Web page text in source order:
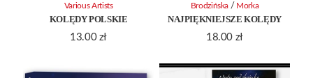
KOLĘDY POLSKIE
13.00 zł
Various Artists
NAJPIĘKNIEJSZE KOLĘDY
18.00 zł
Brodzińska / Morka